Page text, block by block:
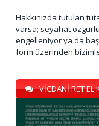
Hakkınızda tutulan
varsa; seyahat
engelleniyor ya da
form üzerinden
VİCDANİ RET EL